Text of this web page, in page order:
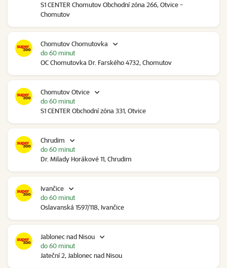
S1 CENTER Chomutov Obchodní zóna 266, Otvice -
Chomutov
Chomutov Chomutovka
OC Chomutovka Dr. Farského 4732, Chomutov
do 60 minut
Chomutov Otvice
S1 CENTER Obchodní zóna 331, Otvice
do 60 minut
Chrudim
Dr. Milady Horákové 11, Chrudim
do 60 minut
Ivančice
Oslavanská 1597/118, Ivančice
do 60 minut
Jablonec nad Nisou
Jateční 2, Jablonec nad Nisou
do 60 minut